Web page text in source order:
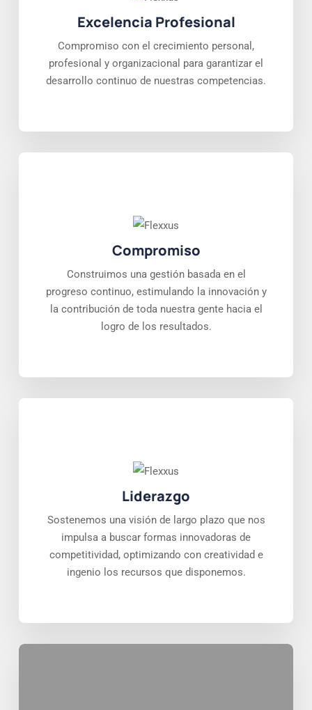
Excelencia Profesional
Compromiso con el crecimiento personal,
profesional y organizacional para garantizar el
desarrollo continuo de nuestras competencias.
Compromiso
Construimos una gestión basada en el
progreso continuo, estimulando la innovación y
la contribución de toda nuestra gente hacia el
logro de los resultados.
Liderazgo
Sostenemos una visión de largo plazo que nos
impulsa a buscar formas innovadoras de
competitividad, optimizando con creatividad e
ingenio los recursos que disponemos.